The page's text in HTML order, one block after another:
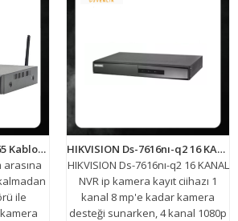
4 Kanal 5MP 1440P H265 Kablosuz Wifi Hibrit 4 Sesli Dvr Kayıt Cihazı ARNA-5747
arasına
ile
HIKVISION Ds-7616nı-q2 16 KANAL NVR KAMERA KAYIT CİHAZI ÇİFT SATA
HIKVISION Ds-7616nı-q2 16 KANAL
NVR ip kamera kayıt ciihazı 1
kanal 8 mp'e kadar kamera
desteği sunarken, 4 kanal 1080p